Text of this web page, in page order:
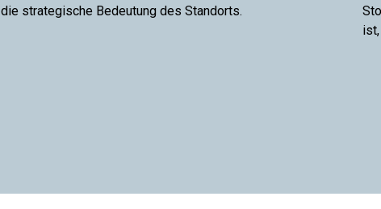
die strategische Bedeutung des Standorts.